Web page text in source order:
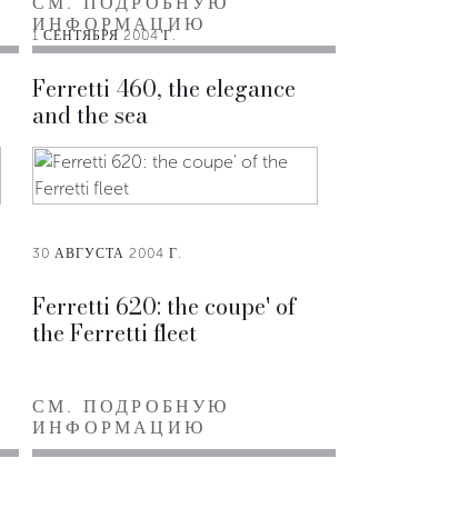
1 СЕНТЯБРЯ 2004 Г.
Ferretti 460, the elegance
and the sea
ИНФОРМАЦИЮ
30 АВГУСТА 2004 Г.
Ferretti 620: the coupe' of
the Ferretti fleet
СМ. ПОДРОБНУЮ
ИНФОРМАЦИЮ